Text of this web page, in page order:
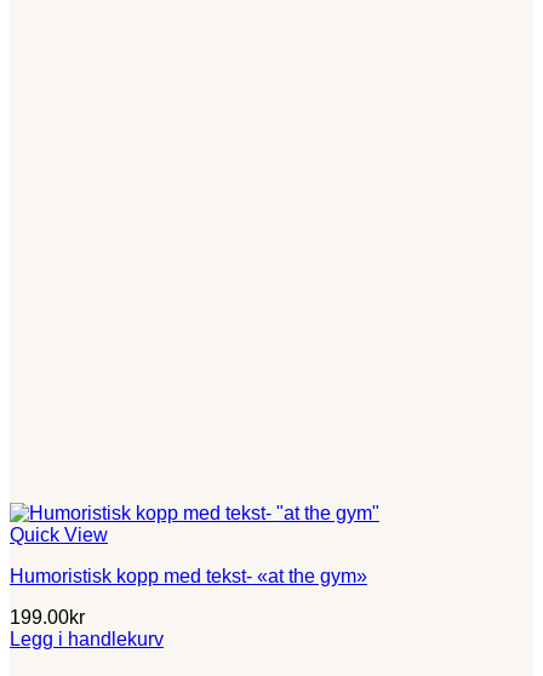
Quick View
Humoristisk kopp med tekst- «at the gym»
199.00kr
Legg i handlekurv